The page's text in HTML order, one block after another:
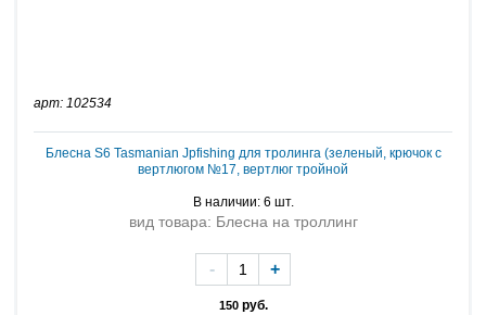
арт: 102534
Блесна S6 Tasmanian Jpfishing для тролинга (зеленый, крючок с
вертлюгом №17, вертлюг тройной
В наличии: 6 шт.
вид товара: Блесна на троллинг
150руб.
- +